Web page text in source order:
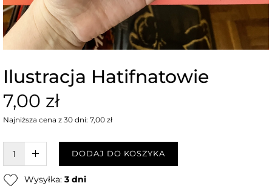
Ilustracja Hatifnatowie
7,00 zł
Najniższa cena z 30 dni: 7,00 zł
W KOSZYKU :)DODAJ DO KOSZYKA
Wysyłka: 3 dni